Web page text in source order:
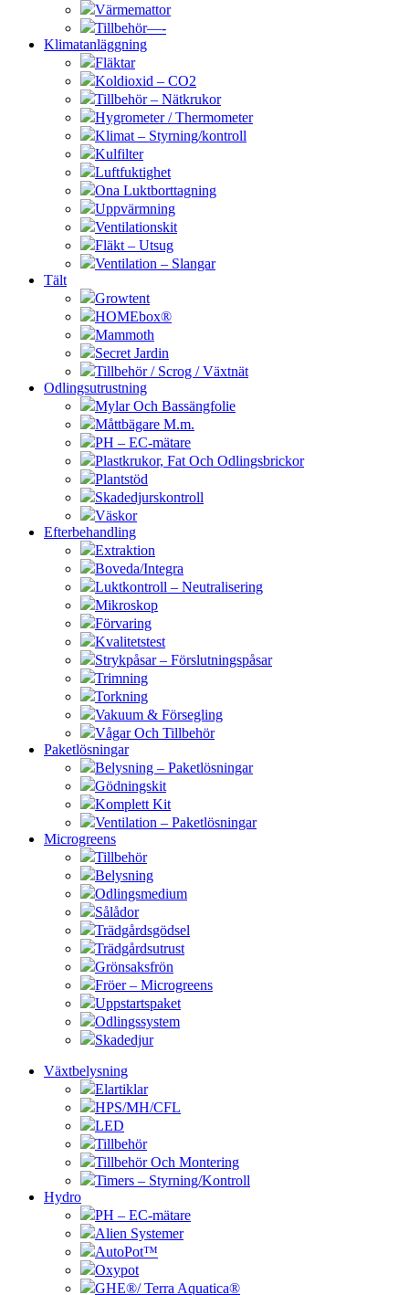
Värmemattor
Tillbehör—-
Klimatanläggning
Fläktar
Koldioxid – CO2
Tillbehör – Nätkrukor
Hygrometer / Thermometer
Klimat – Styrning/kontroll
Kulfilter
Luftfuktighet
Ona Luktborttagning
Uppvärmning
Ventilationskit
Fläkt – Utsug
Ventilation – Slangar
Tält
Growtent
HOMEbox®
Mammoth
Secret Jardin
Tillbehör / Scrog / Växtnät
Odlingsutrustning
Mylar Och Bassängfolie
Måttbägare M.m.
PH – EC-mätare
Plastkrukor, Fat Och Odlingsbrickor
Plantstöd
Skadedjurskontroll
Väskor
Efterbehandling
Extraktion
Boveda/Integra
Luktkontroll – Neutralisering
Mikroskop
Förvaring
Kvalitetstest
Strykpåsar – Förslutningspåsar
Trimning
Torkning
Vakuum & Försegling
Vågar Och Tillbehör
Paketlösningar
Belysning – Paketlösningar
Gödningskit
Komplett Kit
Ventilation – Paketlösningar
Microgreens
Tillbehör
Belysning
Odlingsmedium
Sålådor
Trädgårdsgödsel
Trädgårdsutrust
Grönsaksfrön
Fröer – Microgreens
Uppstartspaket
Odlingssystem
Skadedjur
Växtbelysning
Elartiklar
HPS/MH/CFL
LED
Tillbehör
Tillbehör Och Montering
Timers – Styrning/Kontroll
Hydro
PH – EC-mätare
Alien Systemer
AutoPot™
Oxypot
GHE®/ Terra Aquatica®